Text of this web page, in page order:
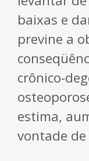
baixas e
previne a
crônico-
estima,
vontade de